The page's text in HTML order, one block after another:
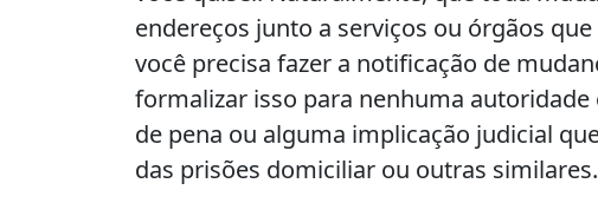
endereços junto a serviços ou órgãos
você precisa fazer a notificação de
formalizar isso para nenhuma
de pena ou alguma implicação judicial
das prisões domiciliar ou outras similares.